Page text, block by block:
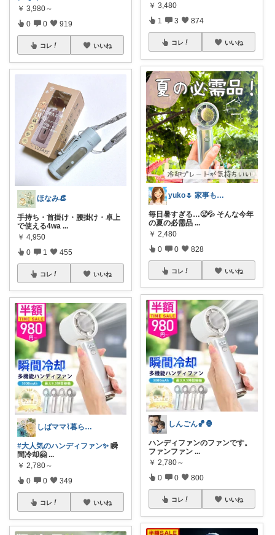
￥ 3,980～
0 0 919
コレ いいね
ほなみ👒
手持ち・首掛け・腰掛け・卓上
で使える4wa ...
￥ 4,950
0 1 455
コレ いいね
しばママ⌇暮らしと子育て
#大人気のハンディファン✨ 瞬
間冷却🤗...
￥ 2,780～
0 0 349
コレ いいね
￥ 3,480
1 3 874
コレ いいね
yuko🌷 家事も育児もちょっとラクに
毎日暑すぎる…🥵💦 そんな今年
の夏の必需品 ...
￥ 2,480
0 0 828
コレ いいね
しんごん🏀🦍
ハンディファンのファンです。
ファンファン ...
￥ 2,780～
0 0 800
コレ いいね